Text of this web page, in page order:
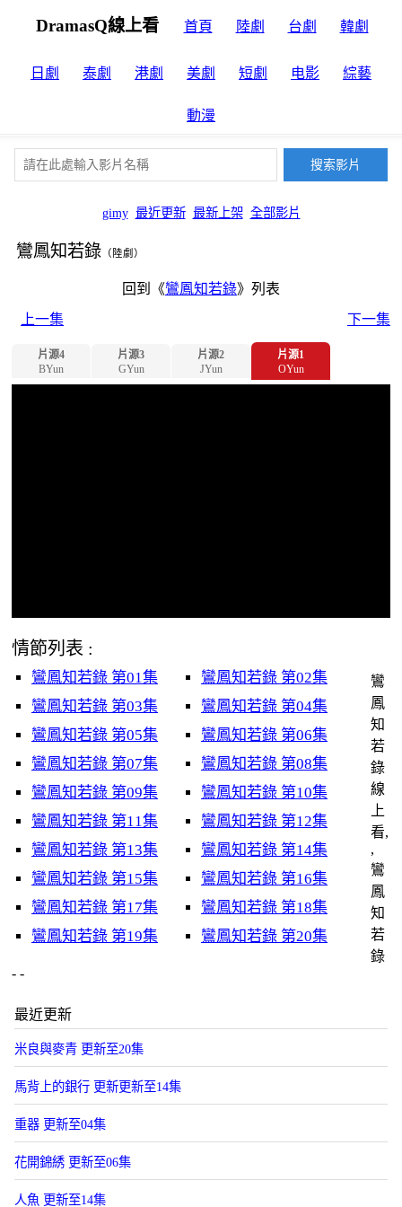
DramasQ線上看 首頁 陸劇 台劇 韓劇
日劇 泰劇 港劇 美劇 短劇 电影 綜藝
動漫
gimy 最近更新 最新上架 全部影片
鸞鳳知若錄 （陸劇）
回到《鸞鳳知若錄》列表
上一集
下一集
片源4
BYun
片源3
GYun
片源2
JYun
片源1
OYun
情節列表 :
鸞鳳知若錄 第01集
鸞鳳知若錄 第02集
鸞鳳知若錄 第03集
鸞鳳知若錄 第04集
鸞鳳知若錄 第05集
鸞鳳知若錄 第06集
鸞鳳知若錄 第07集
鸞鳳知若錄 第08集
鸞鳳知若錄 第09集
鸞鳳知若錄 第10集
鸞鳳知若錄 第11集
鸞鳳知若錄 第12集
鸞鳳知若錄 第13集
鸞鳳知若錄 第14集
鸞鳳知若錄 第15集
鸞鳳知若錄 第16集
鸞鳳知若錄 第17集
鸞鳳知若錄 第18集
鸞鳳知若錄 第19集
鸞鳳知若錄 第20集
鸞
鳳
知
若
錄
線
上
看,
,
鸞
鳳
知
若
錄
- -
最近更新
米良與麥青 更新至20集
馬背上的銀行 更新更新至14集
重器 更新至04集
花開錦綉 更新至06集
人魚 更新至14集